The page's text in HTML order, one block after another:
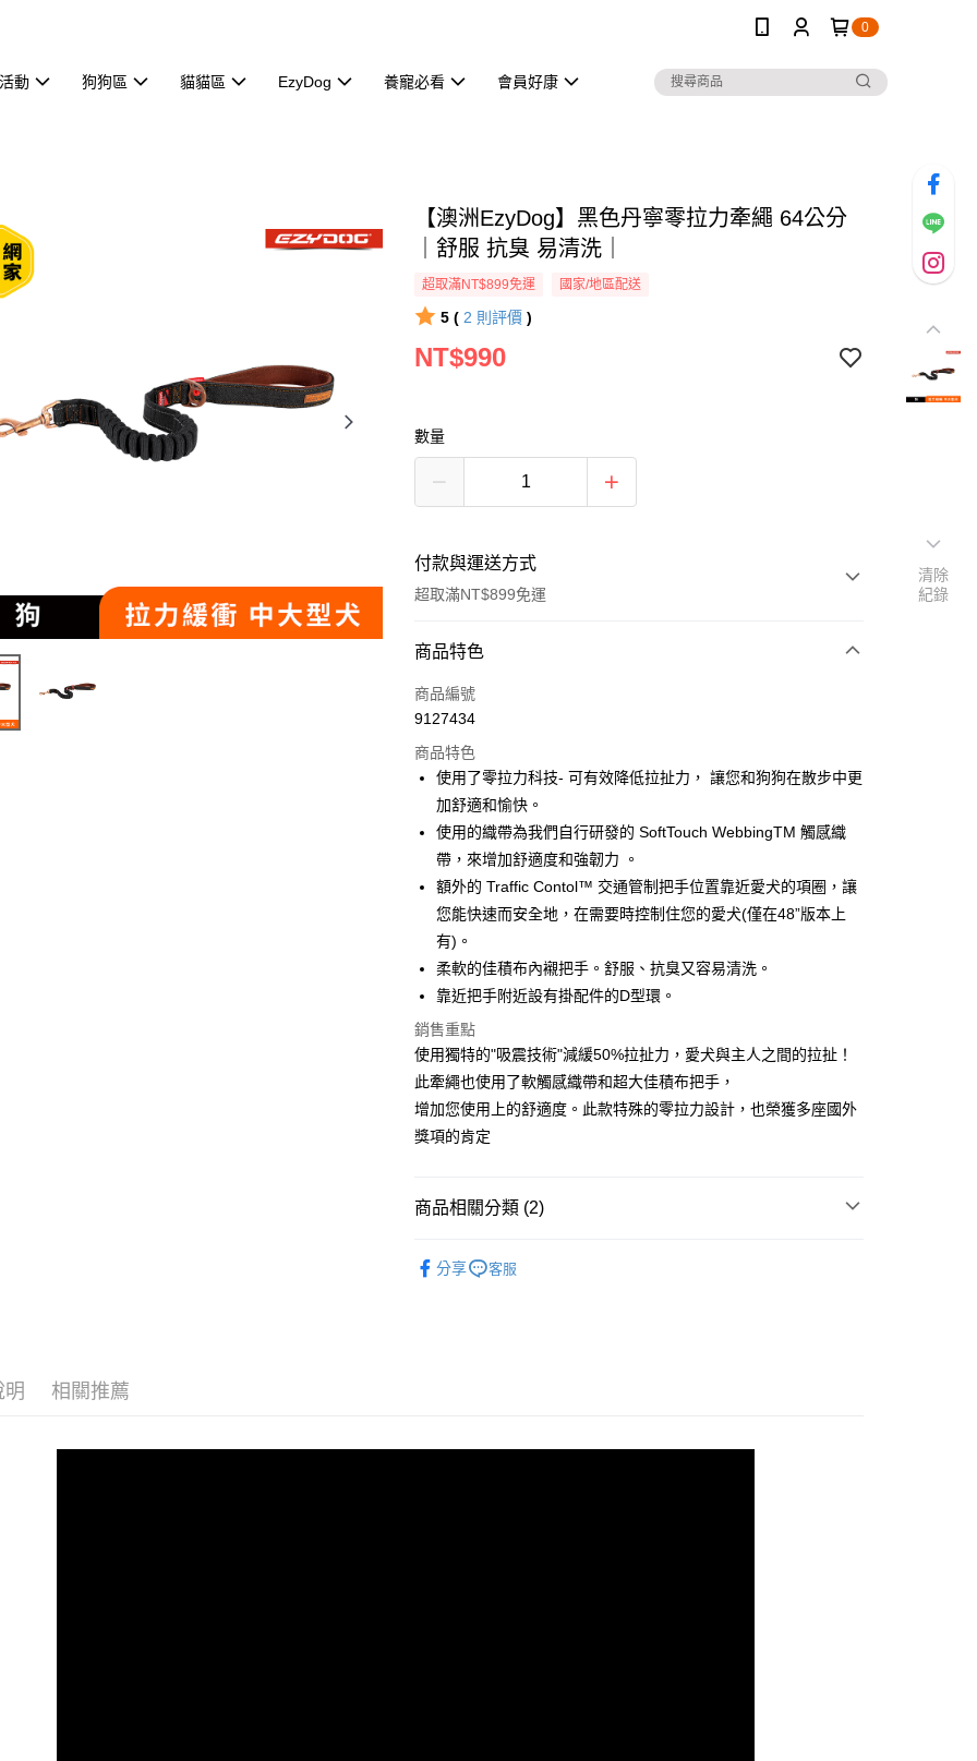
0
動 狗狗區 貓貓區 EzyDog 養寵必看 會員好康
【澳洲EzyDog】黑色丹寧零拉力牽繩 64公分
｜舒服 抗臭 易清洗｜
超取滿NT$899免運 國家/地區配送
5 ( 2 則評價 )
NT$990
數量
付款與運送方式
超取滿NT$899免運
付款方式
信用卡一次付款
LINE Pay
Apple Pay
街口支付
悠遊付
ATM付款
運送方式
全家取貨付款
每筆NT$60，滿NT$899(含以上)免運費
7-11取貨付款
每筆NT$60，滿NT$899(含以上)免運費
每筆NT$100，滿NT$899(含以上)免運費
每筆NT$100，滿NT$899(含以上)免運費
商品特色
商品編號
9127434
商品特色
使用了零拉力科技- 可有效降低拉扯力， 讓您和狗狗在散步中更
加舒適和愉快。
使用的織帶為我們自行研發的 SoftTouch WebbingTM 觸感織
帶，來增加舒適度和強韌力 。
額外的 Traffic Contol™ 交通管制把手位置靠近愛犬的項圈，讓
您能快速而安全地，在需要時控制住您的愛犬(僅在48”版本上
有)。
柔軟的佳積布內襯把手。舒服、抗臭又容易清洗。
靠近把手附近設有掛配件的D型環。
銷售重點
使用獨特的"吸震技術"減緩50%拉扯力，愛犬與主人之間的拉扯！
此牽繩也使用了軟觸感織帶和超大佳積布把手，
增加您使用上的舒適度。此款特殊的零拉力設計，也榮獲多座國外
獎項的肯定
商品相關分類 (2)
分享 客服
明 相關推薦
清除
紀錄